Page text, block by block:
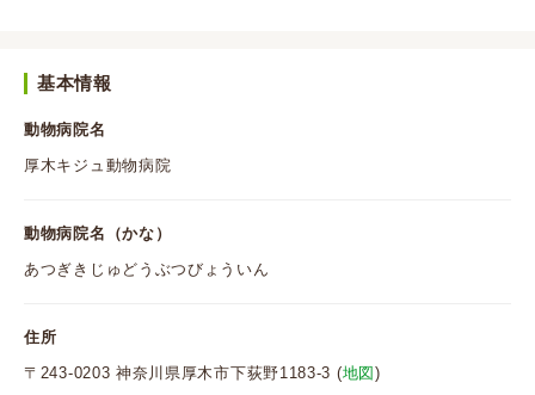
基本情報
動物病院名
厚木キジュ動物病院
動物病院名（かな）
あつぎきじゅどうぶつびょういん
住所
〒243-0203 神奈川県厚木市下荻野1183-3 (地図)